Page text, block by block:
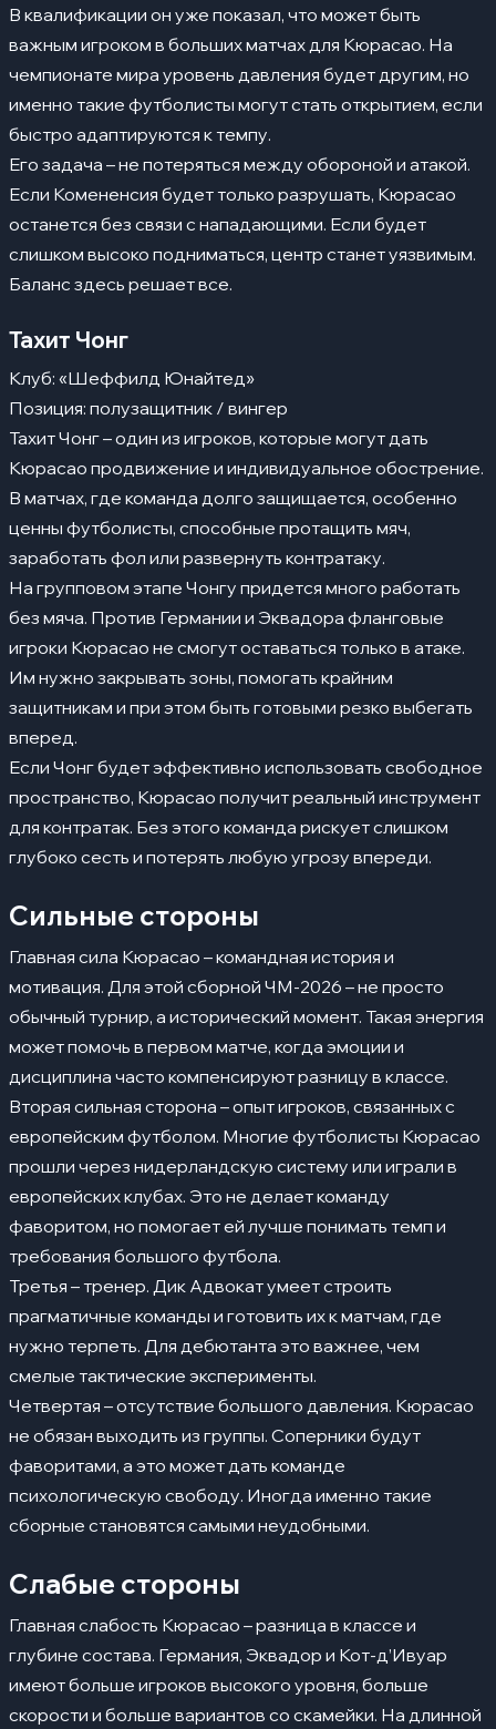
В квалификации он уже показал, что может быть
важным игроком в больших матчах для Кюрасао. На
чемпионате мира уровень давления будет другим, но
именно такие футболисты могут стать открытием, если
быстро адаптируются к темпу.
Его задача – не потеряться между обороной и атакой.
Если Комененсия будет только разрушать, Кюрасао
останется без связи с нападающими. Если будет
слишком высоко подниматься, центр станет уязвимым.
Баланс здесь решает все.
Тахит Чонг
Клуб: «Шеффилд Юнайтед»
Позиция: полузащитник / вингер
Тахит Чонг – один из игроков, которые могут дать
Кюрасао продвижение и индивидуальное обострение.
В матчах, где команда долго защищается, особенно
ценны футболисты, способные протащить мяч,
заработать фол или развернуть контратаку.
На групповом этапе Чонгу придется много работать
без мяча. Против Германии и Эквадора фланговые
игроки Кюрасао не смогут оставаться только в атаке.
Им нужно закрывать зоны, помогать крайним
защитникам и при этом быть готовыми резко выбегать
вперед.
Если Чонг будет эффективно использовать свободное
пространство, Кюрасао получит реальный инструмент
для контратак. Без этого команда рискует слишком
глубоко сесть и потерять любую угрозу впереди.
Сильные стороны
Главная сила Кюрасао – командная история и
мотивация. Для этой сборной ЧМ-2026 – не просто
обычный турнир, а исторический момент. Такая энергия
может помочь в первом матче, когда эмоции и
дисциплина часто компенсируют разницу в классе.
Вторая сильная сторона – опыт игроков, связанных с
европейским футболом. Многие футболисты Кюрасао
прошли через нидерландскую систему или играли в
европейских клубах. Это не делает команду
фаворитом, но помогает ей лучше понимать темп и
требования большого футбола.
Третья – тренер. Дик Адвокат умеет строить
прагматичные команды и готовить их к матчам, где
нужно терпеть. Для дебютанта это важнее, чем
смелые тактические эксперименты.
Четвертая – отсутствие большого давления. Кюрасао
не обязан выходить из группы. Соперники будут
фаворитами, а это может дать команде
психологическую свободу. Иногда именно такие
сборные становятся самыми неудобными.
Слабые стороны
Главная слабость Кюрасао – разница в классе и
глубине состава. Германия, Эквадор и Кот-д’Ивуар
имеют больше игроков высокого уровня, больше
скорости и больше вариантов со скамейки. На длинной